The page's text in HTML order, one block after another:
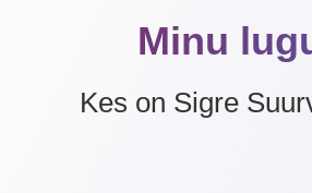
Minu
Kes on Sigre